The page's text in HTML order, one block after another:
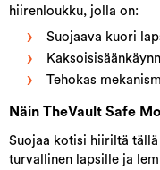
hiirenloukku, jolla on:
Suojaava kuori
Tehokas
Näin TheVault Safe
Suojaa kotisi hiiriltä
turvallinen lapsille ja